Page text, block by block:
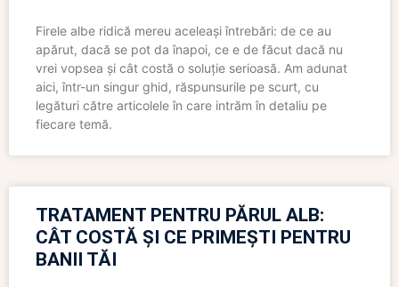
Firele albe ridică mereu aceleași întrebări: de ce au
apărut, dacă se pot da înapoi, ce e de făcut dacă nu
vrei vopsea și cât costă o soluție serioasă. Am adunat
aici, într-un singur ghid, răspunsurile pe scurt, cu
legături către articolele în care intrăm în detaliu pe
fiecare temă.
TRATAMENT PENTRU PĂRUL ALB:
CÂT COSTĂ ȘI CE PRIMEȘTI PENTRU
BANII TĂI